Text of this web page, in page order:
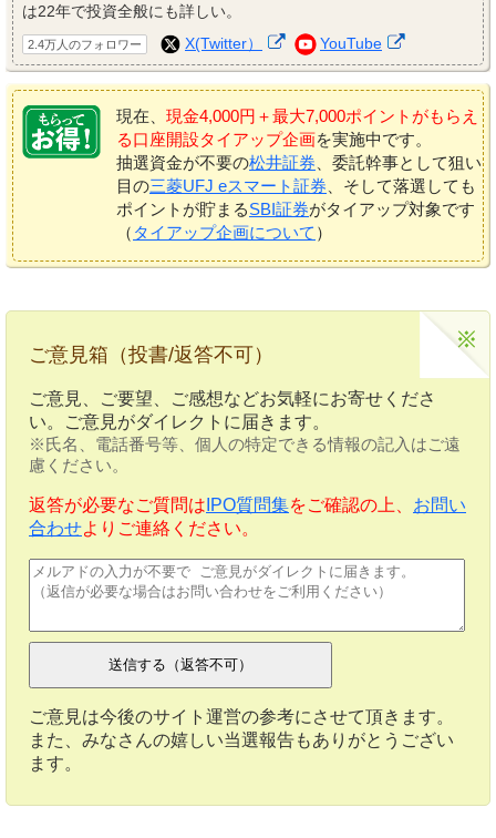
は22年で投資全般にも詳しい。
2.4万人のフォロワー X(Twitter） YouTube
現在、 現金4,000円＋最大7,000ポイントがもらえ
る口座開設タイアップ企画を実施中です。
抽選資金が不要の松井証券、委託幹事として狙い
目の三菱UFJ eスマート証券、そして落選しても
ポイントが貯まるSBI証券がタイアップ対象です
（ タイアップ企画について ）
ご意見箱（投書/返答不可）
ご意見、ご要望、ご感想などお気軽にお寄せくださ
い。ご意見がダイレクトに届きます。
※氏名、電話番号等、個人の特定できる情報の記入はご遠
慮ください。
返答が必要なご質問は IPO質問集をご確認の上、 お問い
合わせよりご連絡ください。
ご意見は今後のサイト運営の参考にさせて頂きます。
また、みなさんの嬉しい当選報告もありがとうござい
ます。